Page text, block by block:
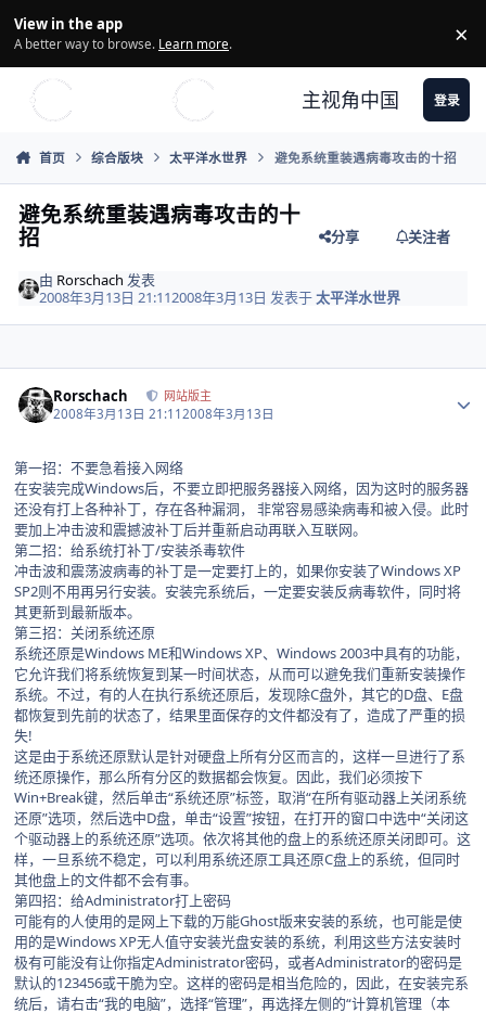
View in the app
A better way to browse. Learn more. ×
主视角中国 登录
首页 综合版块 太平洋水世界 避免系统重装遇病毒攻击的十招
避免系统重装遇病毒攻击的十
招 分享 关注者
由 Rorschach 发表
2008年3月13日 21:112008年3月13日 发表于太平洋水世界
Rorschach 网站版主
2008年3月13日 21:112008年3月13日
第一招：不要急着接入网络
在安装完成Windows后，不要立即把服务器接入网络，因为这时的服务器
还没有打上各种补丁，存在各种漏洞， 非常容易感染病毒和被入侵。此时
要加上冲击波和震撼波补丁后并重新启动再联入互联网。
第二招：给系统打补丁/安装杀毒软件
冲击波和震荡波病毒的补丁是一定要打上的，如果你安装了Windows XP
SP2则不用再另行安装。安装完系统后，一定要安装反病毒软件，同时将
其更新到最新版本。
第三招：关闭系统还原
系统还原是Windows ME和Windows XP、Windows 2003中具有的功能，
它允许我们将系统恢复到某一时间状态，从而可以避免我们重新安装操作
系统。不过，有的人在执行系统还原后，发现除C盘外，其它的D盘、E盘
都恢复到先前的状态了，结果里面保存的文件都没有了，造成了严重的损
失!
这是由于系统还原默认是针对硬盘上所有分区而言的，这样一旦进行了系
统还原操作，那么所有分区的数据都会恢复。因此，我们必须按下
Win+Break键，然后单击“系统还原”标签，取消“在所有驱动器上关闭系统
还原”选项，然后选中D盘，单击“设置”按钮，在打开的窗口中选中“关闭这
个驱动器上的系统还原”选项。依次将其他的盘上的系统还原关闭即可。这
样，一旦系统不稳定，可以利用系统还原工具还原C盘上的系统，但同时
其他盘上的文件都不会有事。
第四招：给Administrator打上密码
可能有的人使用的是网上下载的万能Ghost版来安装的系统，也可能是使
用的是Windows XP无人值守安装光盘安装的系统，利用这些方法安装时
极有可能没有让你指定Administrator密码，或者Administrator的密码是
默认的123456或干脆为空。这样的密码是相当危险的，因此，在安装完系
统后，请右击“我的电脑”，选择“管理”，再选择左侧的“计算机管理（本